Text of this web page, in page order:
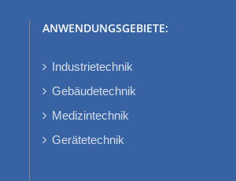
ANWENDUNGSGEBIETE:
Industrietechnik
Gebäudetechnik
Medizintechnik
Gerätetechnik